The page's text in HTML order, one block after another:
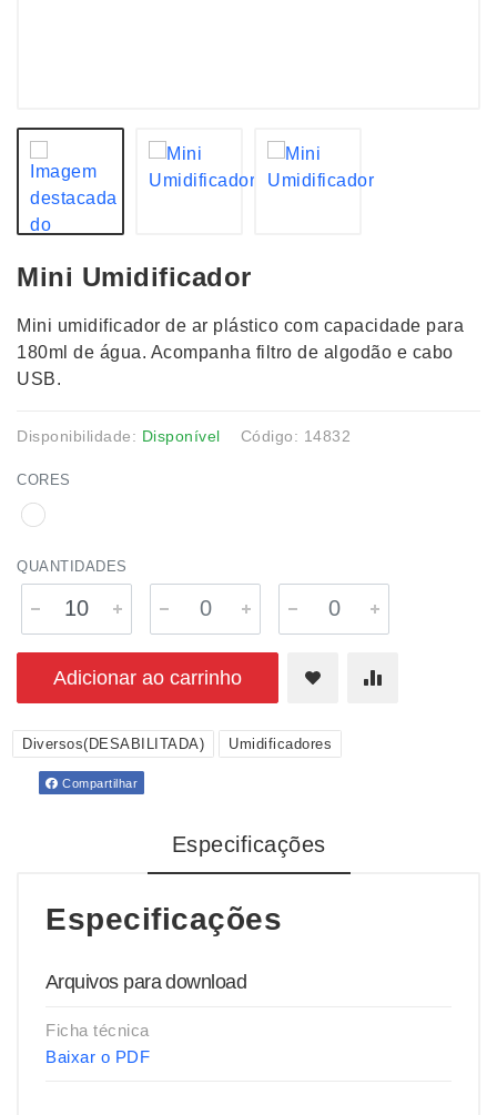
Mini Umidificador
Mini umidificador de ar plástico com capacidade para
180ml de água. Acompanha filtro de algodão e cabo
USB.
Disponibilidade: Disponível Código: 14832
CORES
QUANTIDADES
Adicionar ao carrinho
Diversos(DESABILITADA) Umidificadores
Compartilhar
Especificações
Especificações
Arquivos para download
Ficha técnica
Baixar o PDF